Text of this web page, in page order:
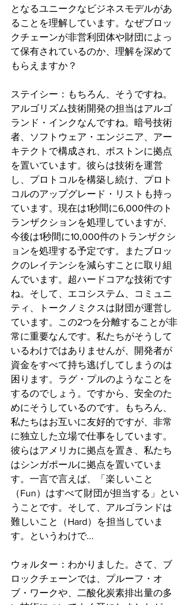
となるユニークなビジネスモデルがあ
ることを理解しています。なぜブロッ
クチェーンが非営利団体や財団によっ
て保有されているのか、理解を深めて
もらえますか？
ステイシー：もちろん、そうですね。
アルゴリズム技術開発の担当はアルゴ
ランド・インクなんですね。暗号技術
者、ソフトウェア・エンジニア、アー
キテクトで構成され、ボストンに拠点
を置いています。彼らは技術を運営
し、プロトコルを構築し続け、プロト
コルのアップグレード・リストも持っ
ています。現在は1秒間に6,000件のト
ランザクションを処理していますが、
今後は1秒間に10,000件のトランザクシ
ョンを処理する予定です。またブロッ
クのレイテンシを減らすことに取り組
んでいます。超ハードコアな技術です
ね。そして、エコシステム、コミュニ
ティ、トークノミクスは財団が運営し
ています。この2つを分離することが非
常に重要なんです。私たちがそうして
いるわけではありませんが、開発者が
資金をすべて持ち逃げしてしまうのは
困ります。ラグ・プルのようなことを
するのでしょう。ですから、安全のた
めにそうしているのです。もちろん、
私たちはお互いに友好的ですが、非常
に独立した立場で仕事をしています。
彼らはアメリカに拠点を置き、私たち
はシンガポールに拠点を置いていま
す。一言で言えば、「楽しいこと
（Fun）はすべて財団が担当する」とい
うことです。そして、アルゴランドは
難しいこと（Hard）を担当していま
す。というわけで...
ウォルター：わかりました。さて、ブ
ロックチェーンでは、プルーフ・オ
ブ・ワークや、二酸化炭素排出量の多